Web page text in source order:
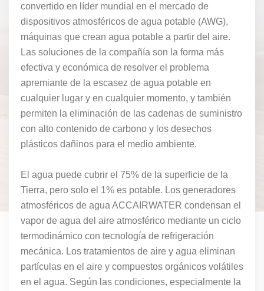
convertido en líder mundial en el mercado de
dispositivos atmosféricos de agua potable (AWG),
máquinas que crean agua potable a partir del aire.
Las soluciones de la compañía son la forma más
efectiva y económica de resolver el problema
apremiante de la escasez de agua potable en
cualquier lugar y en cualquier momento, y también
permiten la eliminación de las cadenas de suministro
con alto contenido de carbono y los desechos
plásticos dañinos para el medio ambiente.
El agua puede cubrir el 75% de la superficie de la
Tierra, pero solo el 1% es potable. Los generadores
atmosféricos de agua ACCAIRWATER condensan el
vapor de agua del aire atmosférico mediante un ciclo
termodinámico con tecnología de refrigeración
mecánica. Los tratamientos de aire y agua eliminan
partículas en el aire y compuestos orgánicos volátiles
en el agua. Según las condiciones, especialmente la